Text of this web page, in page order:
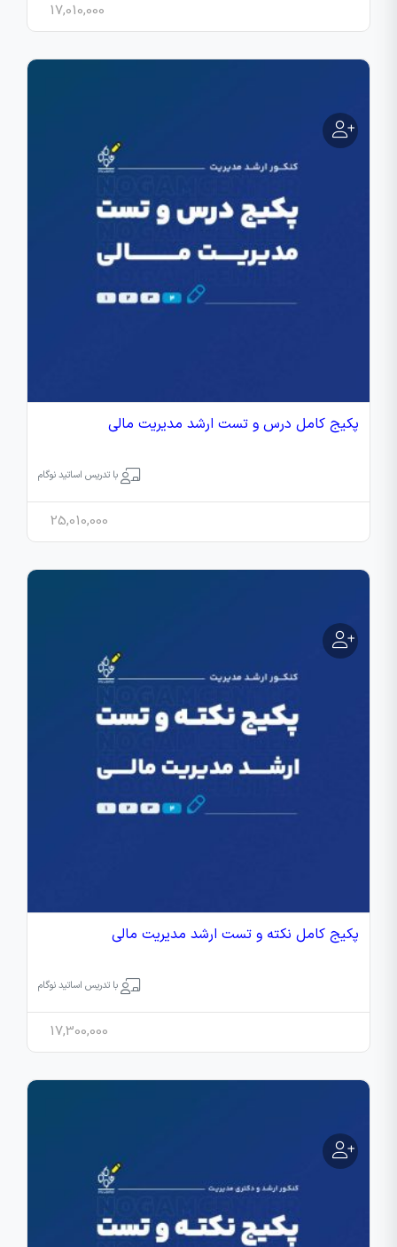
17,010,000
پکیج کامل درس و تست ارشد مدیریت مالی
با تدریس اساتید نوگام
25,010,000
پکیج کامل نکته و تست ارشد مدیریت مالی
با تدریس اساتید نوگام
17,300,000